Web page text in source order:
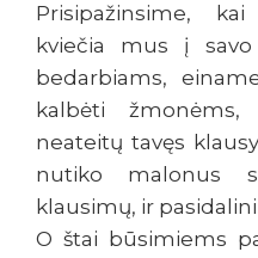
Prisipažinsime,
kviečia mus į
bedarbiams,
kalbėti
neateitų tavęs
nutiko malonus
klausimų, ir
O štai būsimiems